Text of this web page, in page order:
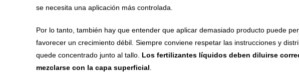
se necesita una aplicación más controlada.
Por lo tanto, también hay que entender que aplicar demasiado producto puede
favorecer un crecimiento débil. Siempre conviene respetar las instrucciones y
quede concentrado junto al tallo. Los fertilizantes líquidos deben diluirse
mezclarse con la capa superficial